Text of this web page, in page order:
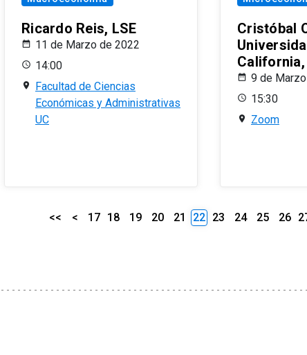
Ricardo Reis, LSE
11 de Marzo de 2022
14:00
Facultad de Ciencias
Económicas y Administrativas
UC
Cristóbal
9 de
15:30
Zoom
<< < 17 18 19 20 21 22 23 24 25 26